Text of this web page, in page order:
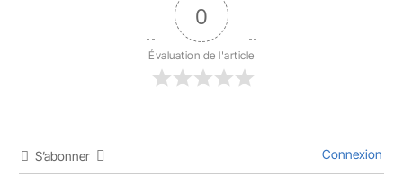
0
Évaluation de l'article
S’abonner Connexion